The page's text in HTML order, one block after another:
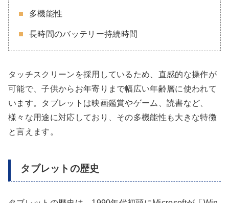
多機能性
長時間のバッテリー持続時間
タッチスクリーンを採用しているため、直感的な操作が
可能で、子供からお年寄りまで幅広い年齢層に使われて
います。タブレットは映画鑑賞やゲーム、読書など、
様々な用途に対応しており、その多機能性も大きな特徴
と言えます。
タブレットの歴史